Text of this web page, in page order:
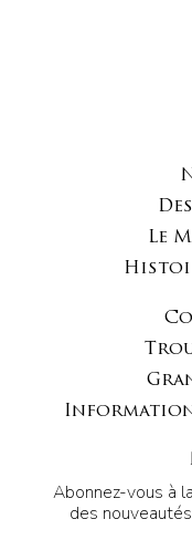
Le
Information
Abonnez-vous à
des